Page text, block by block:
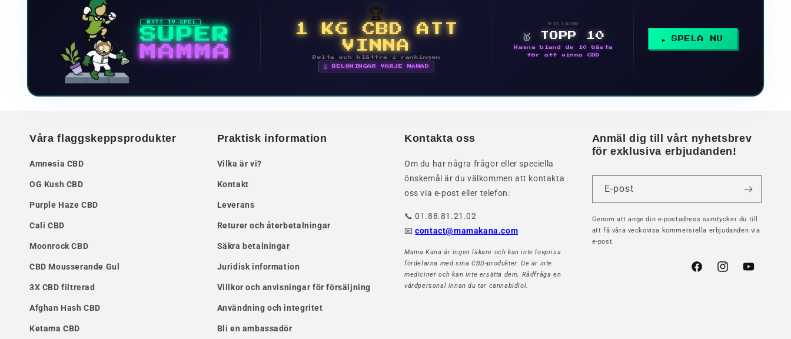
NYTT TV-SPEL
SUPER
MAMMA
🏆
1 KG CBD ATT
VINNA
Delta och klättra i rankingen
🗓 BELÖNINGAR VARJE MÅNAD
VILLKOR
🥇 TOPP 10
Hamna bland de 10 bästa
för att vinna CBD
SPELA NU
Våra flaggskeppsprodukter
Amnesia CBD
OG Kush CBD
Purple Haze CBD
Cali CBD
Moonrock CBD
CBD Mousserande Gul
3X CBD filtrerad
Afghan Hash CBD
Ketama CBD
Praktisk information
Vilka är vi?
Kontakt
Leverans
Returer och återbetalningar
Säkra betalningar
Juridisk information
Villkor och anvisningar för försäljning
Användning och integritet
Bli en ambassadör
Kontakta oss
Om du har några frågor eller speciella
önskemål är du välkommen att kontakta
oss via e-post eller telefon:
📞 01.88.81.21.02
📧contact@mamakana.com
Mama Kana är ingen läkare och kan inte lovprisa
fördelarna med sina CBD-produkter. De är inte
mediciner och kan inte ersätta dem. Rådfråga en
vårdpersonal innan du tar cannabidiol.
Anmäl dig till vårt nyhetsbrev
för exklusiva erbjudanden!
E-post
Genom att ange din e-postadress samtycker du till
att få våra veckovisa kommersiella erbjudanden via
e-post.
FacebookInstagramYouTube